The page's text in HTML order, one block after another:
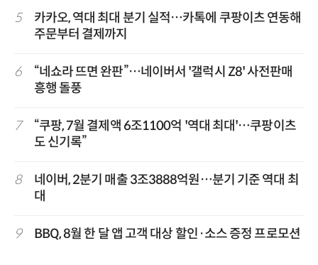
5
카카오, 역대 최대 분기 실적…카톡에 쿠팡이츠 연동해
주문부터 결제까지
6
“네쇼라 뜨면 완판”…네이버서 '갤럭시 Z8' 사전판매
흥행 돌풍
7
“쿠팡, 7월 결제액 6조1100억 '역대 최대'…쿠팡이츠
도 신기록”
8
네이버, 2분기 매출 3조3888억원…분기 기준 역대 최
대
9 BBQ, 8월 한 달 앱 고객 대상 할인·소스 증정 프로모션